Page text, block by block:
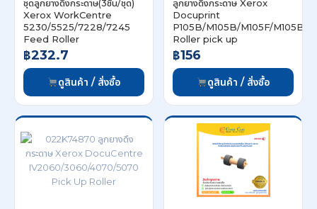
ชุดลูกยางดึงกระดาษ(3ชิ้น/ชุด)
Xerox WorkCentre
5230/5525/7228/7245
Feed Roller
฿232.7
ดูสินค้า / สั่งซื้อ
ลูกยางดึงกระดาษ Xerox
Docuprint
P105B/M105B/M105F/M105B/
Roller pick up
฿156
ดูสินค้า / สั่งซื้อ